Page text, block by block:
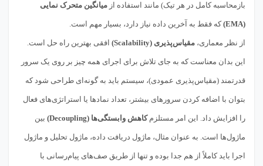
بازمحاسبه کامل در هر تیک) مانند استفاده از میانگین متحرک نمایی
(EMA) که فقط به آخرین داده نیاز دارد، بسیار مهم است.
از نظر معماری، مقیاس‌پذیری (Scalability) افقی بهترین راه حل است.
این بدان معناست که به جای تلاش برای اجرای همه چیز بر روی یک سرور
قدرتمند (مقیاس‌پذیری عمودی)، سیستم باید به گونه‌ای طراحی شود که
بتوان با اضافه کردن سرورهای بیشتر، تعداد نمادها یا استراتژی‌های فعال
را افزایش داد. این امر مستلزمکاهش وابستگی‌ها (Decoupling) بین
ماژول‌ها است. به عنوان مثال، ماژول دریافت داده، ماژول تحلیل و ماژول
اجرا باید کاملاً از هم جدا بوده و تنها از طریق صف‌های پیام‌رسانی با